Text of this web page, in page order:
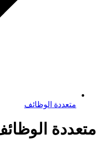
متعددة الوظائف
متعددة